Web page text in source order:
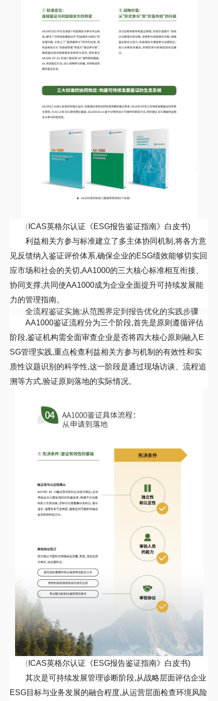
( ICAS英格尔认证《ESG报告鉴证指南》白皮书)
利益相关方参与标准建立了多主体协同机制,将各方意
见反馈纳入鉴证评价体系,确保企业的ESG绩效能够切实回
应市场和社会的关切,AA1000的三大核心标准相互衔接、
协同支撑,共同使AA1000成为企业全面提升可持续发展能
力的管理指南。
全流程鉴证实施:从范围界定到报告优化的实践步骤
AA1000鉴证流程分为三个阶段,首先是原则遵循评估
阶段,鉴证机构需全面审查企业是否将四大核心原则融入 E
SG管理实践,重点检查利益相关方参与机制的有效性和实
质性议题识别的科学性,这一阶段是通过现场访谈、流程追
溯等方式,验证原则落地的实际情况。
( ICAS英格尔认证《ESG报告鉴证指南》白皮书)
其次是可持续发展管理诊断阶段,从战略层面评估企业
ESG目标与业务发展的融合程度,从运营层面检查环境风险